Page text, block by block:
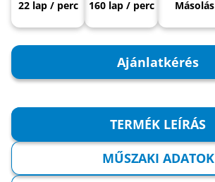
22 lap / perc 160 lap / perc Másolás
Ajánlatkérés
TERMÉK LEÍRÁS
MŰSZAKI ADATOK